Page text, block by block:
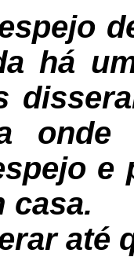
há
onde
e
casa.
até